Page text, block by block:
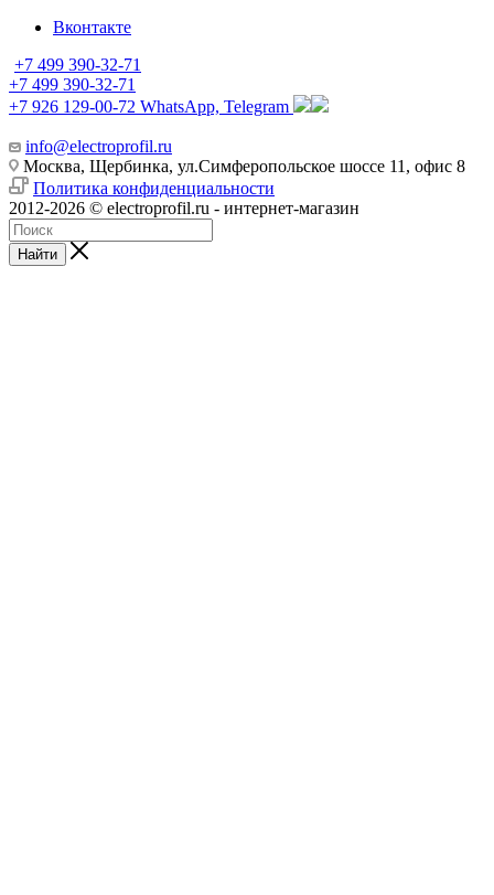
Вконтакте
+7 499 390-32-71
+7 499 390-32-71
+7 926 129-00-72 WhatsApp, Telegram
info@electroprofil.ru
Москва, Щербинка, ул.Симферопольское шоссе 11, офис 8
Политика конфиденциальности
2012-2026 © electroprofil.ru - интернет-магазин
Найти